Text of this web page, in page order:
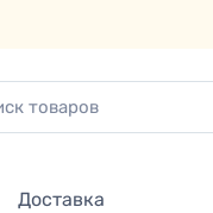
Доставка